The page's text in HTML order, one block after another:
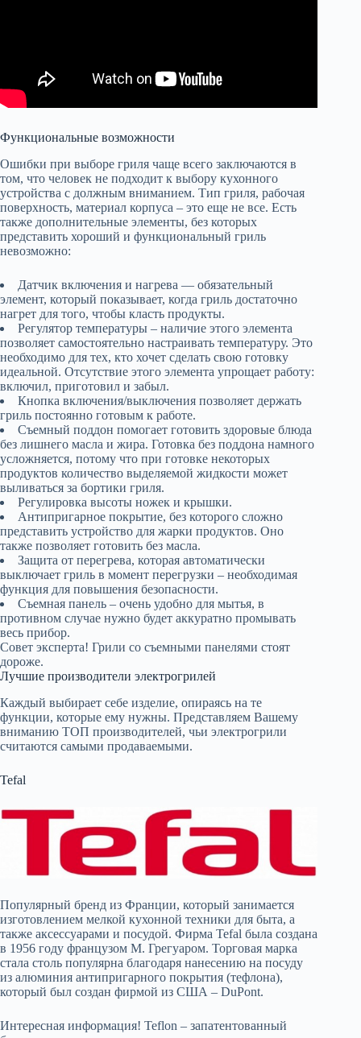
Функциональные возможности
Ошибки при выборе гриля чаще всего заключаются в
том, что человек не подходит к выбору кухонного
устройства с должным вниманием. Тип гриля, рабочая
поверхность, материал корпуса – это еще не все. Есть
также дополнительные элементы, без которых
представить хороший и функциональный гриль
невозможно:
Датчик включения и нагрева — обязательный
элемент, который показывает, когда гриль достаточно
нагрет для того, чтобы класть продукты.
Регулятор температуры – наличие этого элемента
позволяет самостоятельно настраивать температуру. Это
необходимо для тех, кто хочет сделать свою готовку
идеальной. Отсутствие этого элемента упрощает работу:
включил, приготовил и забыл.
Кнопка включения/выключения позволяет держать
гриль постоянно готовым к работе.
Съемный поддон помогает готовить здоровые блюда
без лишнего масла и жира. Готовка без поддона намного
усложняется, потому что при готовке некоторых
продуктов количество выделяемой жидкости может
выливаться за бортики гриля.
Регулировка высоты ножек и крышки.
Антипригарное покрытие, без которого сложно
представить устройство для жарки продуктов. Оно
также позволяет готовить без масла.
Защита от перегрева, которая автоматически
выключает гриль в момент перегрузки – необходимая
функция для повышения безопасности.
Съемная панель – очень удобно для мытья, в
противном случае нужно будет аккуратно промывать
весь прибор.
Совет эксперта! Грили со съемными панелями стоят
дороже.
Лучшие производители электрогрилей
Каждый выбирает себе изделие, опираясь на те
функции, которые ему нужны. Представляем Вашему
вниманию ТОП производителей, чьи электрогрили
считаются самыми продаваемыми.
Tefal
Популярный бренд из Франции, который занимается
изготовлением мелкой кухонной техники для быта, а
также аксессуарами и посудой. Фирма Tefal была создана
в 1956 году французом М. Грегуаром. Торговая марка
стала столь популярна благодаря нанесению на посуду
из алюминия антипригарного покрытия (тефлона),
который был создан фирмой из США – DuPont.
Интересная информация! Teflon – запатентованный